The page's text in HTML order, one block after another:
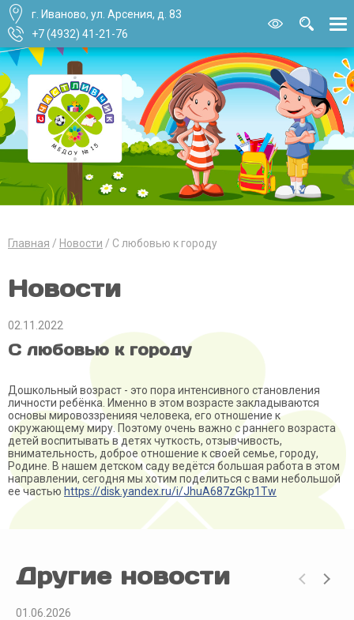
Версия для
г. Иваново, ул. Арсения, д. 83
+7 (4932) 41-21-76
Главная Новости С любовью к городу
Новости
02.11.2022
С любовью к городу
Дошкольный возраст - это пора интенсивного становления
личности ребёнка. Именно в этом возрасте закладываются
основы мировоззренияя человека, его отношение к
окружающему миру. Поэтому очень важно с раннего возраста
детей воспитывать в детях чуткость, отзывчивость,
внимательность, доброе отношение к своей семье, городу,
Родине. В нашем детском саду ведётся большая работа в этом
направлении, сегодня мы хотим поделиться с вами небольшой
ее частью https://disk.yandex.ru/i/JhuA687zGkp1Tw
Другие новости
01.06.2026